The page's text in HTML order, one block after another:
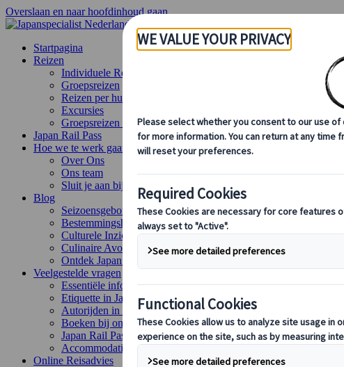
Overslaan en naar hoofdinhoud gaan
Startpagina
Reizen
Individuele Reizen
Groepsreizen
Reizen per huurauto
Excursies
Groepsreizen op maat
Japan Rail Pass
Hoe we te werk gaan
Over Ons
Ons team
Sluit je aan bij ons team
Blog
Seizoensgebonden Reistips
Bestemmingshoogtepunten
Culturele Inzichten
Culinaire Avonturen
Ontdek Japan met de trein
Veelgestelde vragen
Essentiële info
Etiquette in Japan
Autorijden in Japan
Boeken bij ons
Japan Rail Pass
Accommodatie
Online Reisadvies